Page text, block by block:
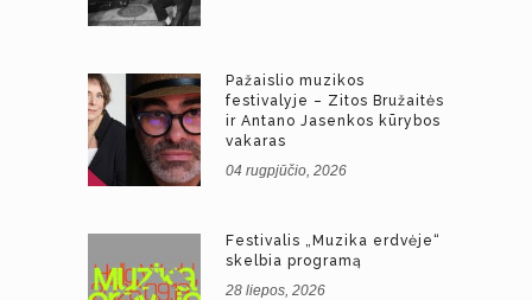
Pažaislio muzikos
festivalyje – Zitos Bružaitės
ir Antano Jasenkos kūrybos
vakaras
04 rugpjūčio, 2026
Festivalis „Muzika erdvėje“
skelbia programą
28 liepos, 2026